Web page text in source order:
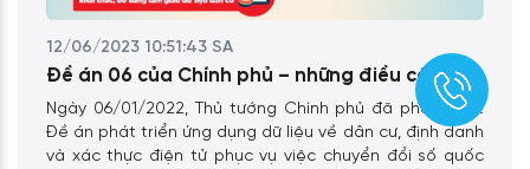
12/06/2023 10:51:43 SA
Đề án 06 của Chính phủ – những điều cần biết
Ngày 06/01/2022, Thủ tướng Chính phủ đã phê duyệt
Đề án phát triển ứng dụng dữ liệu về dân cư, định danh
và xác thực điện tử phục vụ việc chuyển đổi số quốc